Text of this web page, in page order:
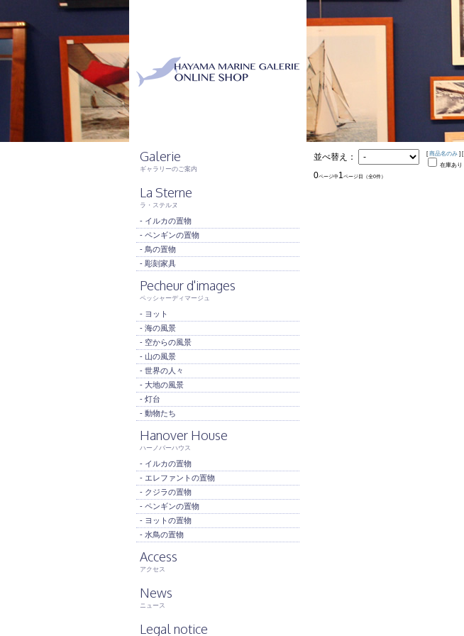
並べ替え： [ 商品名のみ ] [
在庫あり
0ページ中 1ページ目（全0件）
Galerie
ギャラリーのご案内
La Sterne
ラ・ステルヌ
- イルカの置物
- ペンギンの置物
- 鳥の置物
- 彫刻家具
Pecheur d'images
ペッシャーディマージュ
- ヨット
- 海の風景
- 空からの風景
- 山の風景
- 世界の人々
- 大地の風景
- 灯台
- 動物たち
Hanover House
ハーノバーハウス
- イルカの置物
- エレファントの置物
- クジラの置物
- ペンギンの置物
- ヨットの置物
- 水鳥の置物
Access
アクセス
News
ニュース
Legal notice